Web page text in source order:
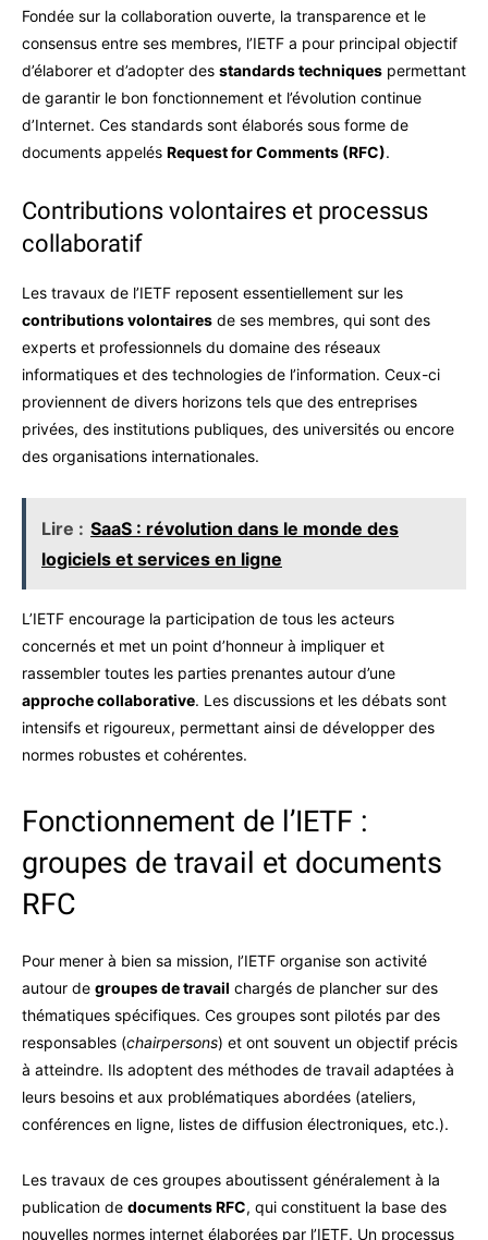
Fondée sur la collaboration ouverte, la transparence et le
consensus entre ses membres, l’IETF a pour principal objectif
d’élaborer et d’adopter des standards techniques permettant
de garantir le bon fonctionnement et l’évolution continue
d’Internet. Ces standards sont élaborés sous forme de
documents appelés Request for Comments (RFC).
Contributions volontaires et processus
collaboratif
Les travaux de l’IETF reposent essentiellement sur les
contributions volontaires de ses membres, qui sont des
experts et professionnels du domaine des réseaux
informatiques et des technologies de l’information. Ceux-ci
proviennent de divers horizons tels que des entreprises
privées, des institutions publiques, des universités ou encore
des organisations internationales.
Lire : SaaS : révolution dans le monde des
logiciels et services en ligne
L’IETF encourage la participation de tous les acteurs
concernés et met un point d’honneur à impliquer et
rassembler toutes les parties prenantes autour d’une
approche collaborative. Les discussions et les débats sont
intensifs et rigoureux, permettant ainsi de développer des
normes robustes et cohérentes.
Fonctionnement de l’IETF :
groupes de travail et documents
RFC
Pour mener à bien sa mission, l’IETF organise son activité
autour de groupes de travail chargés de plancher sur des
thématiques spécifiques. Ces groupes sont pilotés par des
responsables (chairpersons) et ont souvent un objectif précis
à atteindre. Ils adoptent des méthodes de travail adaptées à
leurs besoins et aux problématiques abordées (ateliers,
conférences en ligne, listes de diffusion électroniques, etc.).
Les travaux de ces groupes aboutissent généralement à la
publication de documents RFC, qui constituent la base des
nouvelles normes internet élaborées par l’IETF. Un processus